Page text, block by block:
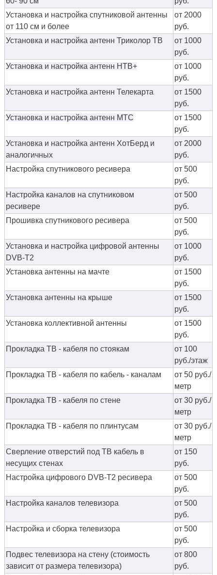
Установка и настройка спутниковой антенны
от 110 см и более
от 2000
руб.
Установка и настройка антенн Триколор ТВ
от 1000
руб.
Установка и настройка антенн НТВ+
от 1000
руб.
Установка и настройка антенн Телекарта
от 1500
руб.
Установка и настройка антенн МТС
от 1500
руб.
Установка и настройка антенн ХотБерд и
аналогичных
от 2000
руб.
Настройка спутникового ресивера
от 500
руб.
Настройка каналов на спутниковом
ресивере
от 500
руб.
Прошивка спутникового ресивера
от 500
руб.
Установка и настройка цифровой антенны
DVB-T2
от 1000
руб.
Установка антенны на мачте
от 1500
руб.
Установка антенны на крыше
от 1500
руб.
Установка коллективной антенны
от 1500
руб.
Прокладка ТВ - кабеля по стоякам
от 100
руб./этаж
Прокладка ТВ - кабеля по кабель - каналам
от 50 руб./
метр
Прокладка ТВ - кабеля по стене
от 30 руб./
метр
Прокладка ТВ - кабеля по плинтусам
от 30 руб./
метр
Сверление отверстий под ТВ кабель в
несущих стенах
от 150
руб.
Настройка цифрового DVB-T2 ресивера
от 500
руб.
Настройка каналов телевизора
от 500
руб.
Настройка и сборка телевизора
от 500
руб.
Подвес телевизора на стену (стоимость
зависит от размера телевизора)
от 800
руб.